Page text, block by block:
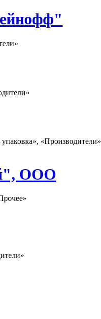
«Производители»
ООО